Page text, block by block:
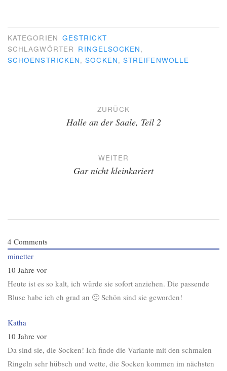
KATEGORIEN GESTRICKT
SCHLAGWÖRTER RINGELSOCKEN,
SCHOENSTRICKEN,SOCKEN, STREIFENWOLLE
Beitragsnavigation
ZURÜCK
Halle an der Saale, Teil 2
WEITER
Gar nicht kleinkariert
4 Comments
minetter
10 Jahre vor
Heute ist es so kalt, ich würde sie sofort anziehen. Die passende
Bluse habe ich eh grad an 🙂 Schön sind sie geworden!
Katha
10 Jahre vor
Da sind sie, die Socken! Ich finde die Variante mit den schmalen
Ringeln sehr hübsch und wette, die Socken kommen im nächsten